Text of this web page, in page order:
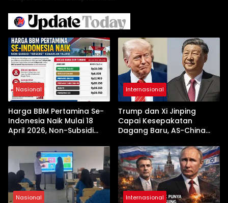
Nasional
Harga BBM Pertamina Se-
Indonesia Naik Mulai 18
April 2026, Non-Subsidi
Internasional
Trump dan Xi Jinping
Capai Kesepakatan
Dagang Baru, AS-China
Jelang Kunjungan Beijing
Nasional Internasional